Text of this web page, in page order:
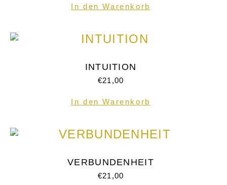
In den Warenkorb
INTUITION
€21,00
In den Warenkorb
VERBUNDENHEIT
€21,00